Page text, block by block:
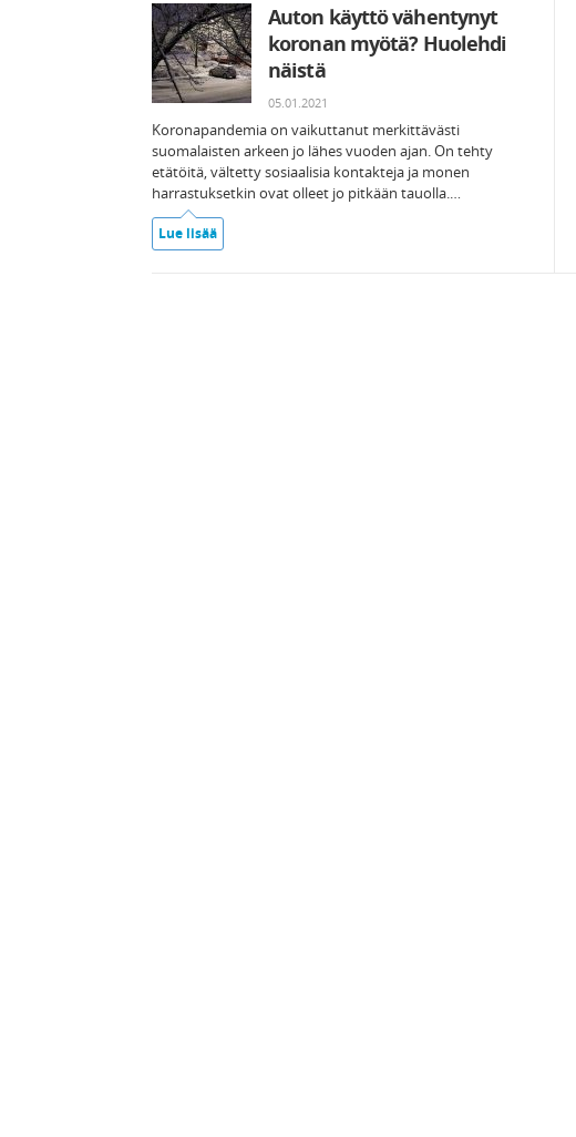
Auton käyttö vähentynyt
koronan myötä? Huolehdi
näistä
05.01.2021
Koronapandemia on vaikuttanut merkittävästi
suomalaisten arkeen jo lähes vuoden ajan. On tehty
etätöitä, vältetty sosiaalisia kontakteja ja monen
harrastuksetkin ovat olleet jo pitkään tauolla.…
Lue lisää